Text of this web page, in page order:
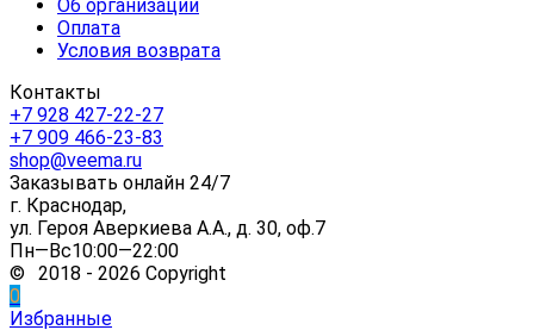
Об организации
Оплата
Условия возврата
Контакты
+7 928 427-22-27
+7 909 466-23-83
shop@veema.ru
Заказывать онлайн 24/7
г. Краснодар,
ул. Героя Аверкиева А.А., д. 30, оф.7
Пн—Вс10:00—22:00
© 2018 - 2026 Copyright
0
Избранные